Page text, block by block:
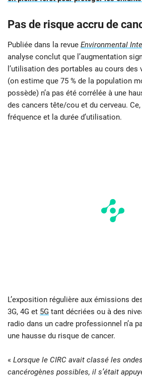
Pas de risque accru de
Publiée dans la revue Environmental
analyse conclut que l’augmentation
l’utilisation des portables au cours des
(on estime que 75 % de la population
possède) n’a pas été corrélée à une
des cancers tête/cou et du cerveau.
fréquence et la durée d’utilisation.
L’exposition régulière aux émissions
3G, 4G et 5G tant décriées ou à des
radio dans un cadre professionnel n’a
une hausse du risque de cancer.
« Lorsque le CIRC avait classé les
cancérogènes possibles, il s’était